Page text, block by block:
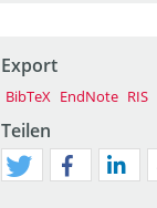
Export
BibTeX EndNote RIS
Teilen